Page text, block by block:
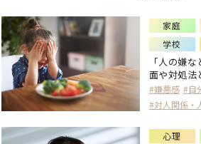
家庭
学校
「人の嫌
面や対処法
#嫌悪感 #自
#対人関係・
心理